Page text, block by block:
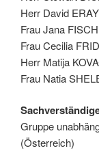
Herr David
Frau Jana
Frau Cecilia
Herr Matija
Frau Natia
Gruppe
(Österreich)